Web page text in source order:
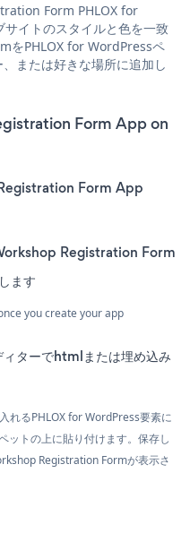
Form PHLOX for
イトのスタイルと色を一致
をPHLOX for WordPressペ
または好きな場所に追加し
Form App on
Form App
Registration Form
ます
you create your app
ターでhtmlまたは埋め込み
れるPHLOX for WordPress要素に
トの上に貼り付けます。保存し
Registration Formが表示さ